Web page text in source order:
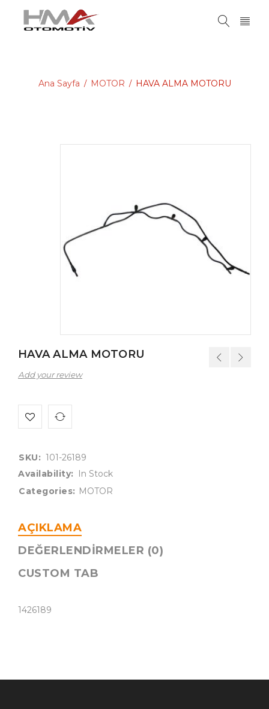
Ana Sayfa / MOTOR / HAVA ALMA MOTORU
HAVA ALMA MOTORU
Add your review
SKU: 101-26189
Availability:
In Stock
Categories: MOTOR
AÇIKLAMA
DEĞERLENDIRMELER (0)
CUSTOM TAB
1426189